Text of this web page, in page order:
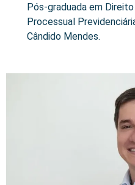
Pós-graduada em
Processual
Cândido Mendes.